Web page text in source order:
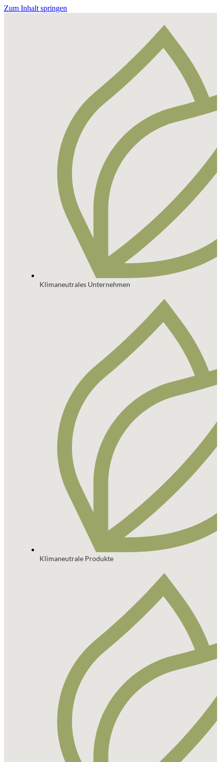
Zum Inhalt springen
Klimaneutrales Unternehmen
Klimaneutrale Produkte